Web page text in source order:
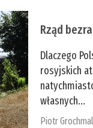
Rząd
Dlaczego
rosyjskich
własnych...
Piotr